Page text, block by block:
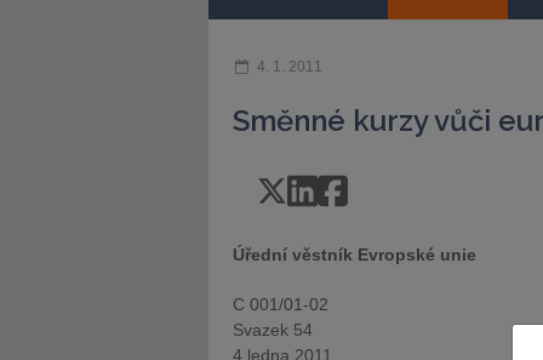
4. 1. 2011
Směnné kurzy vůči
Úřední věstník Evropské unie
C 001/01-02
Svazek 54
4.ledna 2011